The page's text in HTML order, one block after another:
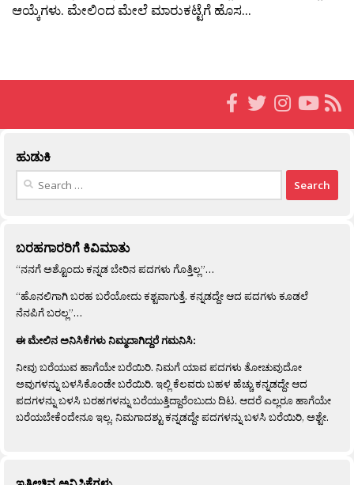
ಆಯ್ಕೆಗಳು. ಮೇಲಿಂದ ಮೇಲೆ ಮಾರುಕಟ್ಟೆಗೆ ಹೊಸ...
ಹುಡುಕಿ
Search
ಬರಹಗಾರರಿಗೆ ಕಿವಿಮಾತು
“ನನಗೆ ಅಶ್ಟೊಂದು ಕನ್ನಡ ಬೇರಿನ ಪದಗಳು ಗೊತ್ತಿಲ್ಲ”…
“ಹೊನಲಿಗಾಗಿ ಬರಹ ಬರೆಯೋದು ಕಶ್ಟವಾಗುತ್ತೆ. ಕನ್ನಡದ್ದೇ ಆದ ಪದಗಳು ಕೂಡಲೆ
ನೆನಪಿಗೆ ಬರಲ್ಲ”…
ಈ ಮೇಲಿನ ಅನಿಸಿಕೆಗಳು ನಿಮ್ಮದಾಗಿದ್ದರೆ ಗಮನಿಸಿ:
ನೀವು ಬರೆಯುವ ಹಾಗೆಯೇ ಬರೆಯಿರಿ. ನಿಮಗೆ ಯಾವ ಪದಗಳು ತೋಚುವುದೋ
ಅವುಗಳನ್ನು ಬಳಸಿಕೊಂಡೇ ಬರೆಯಿರಿ. ಇಲ್ಲಿ ಕೆಲವರು ಬಹಳ ಹೆಚ್ಚು ಕನ್ನಡದ್ದೇ ಆದ
ಪದಗಳನ್ನು ಬಳಸಿ ಬರಹಗಳನ್ನು ಬರೆಯುತ್ತಿದ್ದಾರೆಂಬುದು ದಿಟ. ಆದರೆ ಎಲ್ಲರೂ ಹಾಗೆಯೇ
ಬರೆಯಬೇಕೆಂದೇನೂ ಇಲ್ಲ. ನಿಮಗಾದಶ್ಟು ಕನ್ನಡದ್ದೇ ಪದಗಳನ್ನು ಬಳಸಿ ಬರೆಯಿರಿ, ಅಶ್ಟೇ.